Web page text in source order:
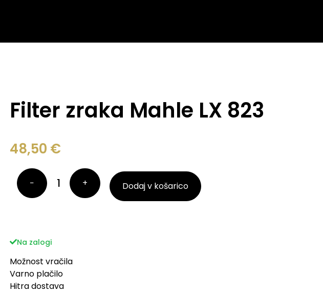
Filter zraka Mahle LX 823
48,50 €
− + Dodaj v košarico
Na zalogi
Možnost vračila
Varno plačilo
Hitra dostava